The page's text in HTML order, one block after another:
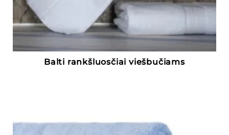
Balti rankšluosčiai viešbučiams